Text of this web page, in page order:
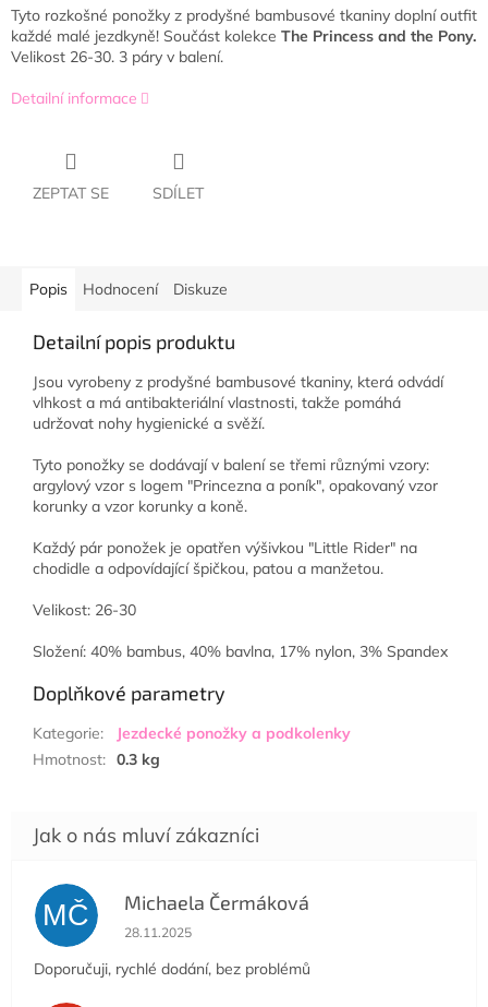
Tyto rozkošné ponožky z prodyšné bambusové tkaniny doplní outfit
každé malé jezdkyně! Součást kolekce The Princess and the Pony.
Velikost 26-30. 3 páry v balení.
Detailní informace
ZEPTAT SE SDÍLET
Popis Hodnocení Diskuze
Detailní popis produktu
Jsou vyrobeny z prodyšné bambusové tkaniny, která odvádí
vlhkost a má antibakteriální vlastnosti, takže pomáhá
udržovat nohy hygienické a svěží.
Tyto ponožky se dodávají v balení se třemi různými vzory:
argylový vzor s logem "Princezna a poník", opakovaný vzor
korunky a vzor korunky a koně.
Každý pár ponožek je opatřen výšivkou "Little Rider" na
chodidle a odpovídající špičkou, patou a manžetou.
Velikost: 26-30
Složení: 40% bambus, 40% bavlna, 17% nylon, 3% Spandex
Doplňkové parametry
Kategorie:
Jezdecké ponožky a podkolenky
Hmotnost: 0.3 kg
MČ Michaela Čermáková
Hodnocení obchodu je 5 z 5 hvězdiček.
28.11.2025
Doporučuji, rychlé dodání, bez problémů